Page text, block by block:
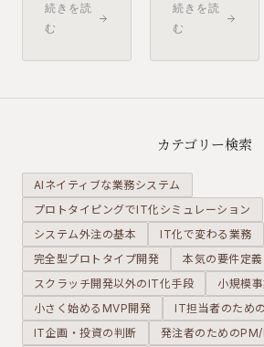
現場の多く
は、実は
イピング」
ためにプロ
セスを省略
し、検証を
形式的に済
ませる。そ
の結果が
「プロトタ
イプは机上
の空論に過
続きを読
む
精度を大き
く高めま
「あれも欲
れも試した
い」という
要望が一気
に膨らむ
「要件爆
発」が起き
やすくなり
ます。良か
れと思って
積み上げた
機能が、開
続きを読
む
カテゴリー検索
AIネイティブな業務システム
プロトタイピングでIT化シミュレーション
システム外注の基本
IT化で変わる業務
完全型プロトタイプ開発
本気の要件定義
スクラッチ開発以外のIT化手段
小規模
小さく始めるMVP開発
IT担当者のため
IT企画・投資の判断
発注者のための